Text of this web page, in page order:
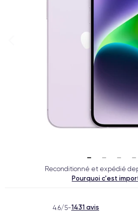
Reconditionné et expédié
Pourquoi c'est
4.6/5-1431 avis